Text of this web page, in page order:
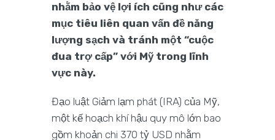
nhằm bảo vệ lợi ích cũng như các
mục tiêu liên quan vấn đề năng
lượng sạch và tránh một “cuộc
đua trợ cấp” với Mỹ trong lĩnh
vực này.
Đạo luật Giảm lạm phát (IRA) của Mỹ,
một kế hoạch khí hậu quy mô lớn bao
gồm khoản chi 370 tỷ USD nhằm